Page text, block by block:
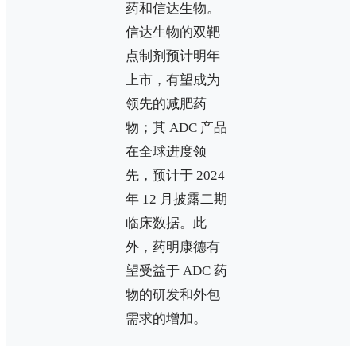
药和信达生物。
信达生物的双靶
点制剂预计明年
上市，有望成为
领先的减肥药
物；其 ADC 产品
在全球进度领
先，预计于 2024
年 12 月披露二期
临床数据。此
外，药明康德有
望受益于 ADC 药
物的研发和外包
需求的增加。